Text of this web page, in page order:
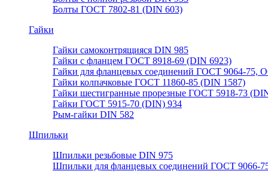
Болты ГОСТ 7802-81 (DIN 603)
Гайки
Гайки самоконтрящияся DIN 985
Гайки с фланцем ГОСТ 8918-69 (DIN 6923)
Гайки для фланцевых соединений ГОСТ 9064-75,
Гайки колпачковые ГОСТ 11860-85 (DIN 1587)
Гайки шестигранные прорезные ГОСТ 5918-73
Гайки ГОСТ 5915-70 (DIN) 934
Рым-гайки DIN 582
Шпильки
Шпильки резьбовые DIN 975
Шпильки для фланцевых соединений ГОСТ 9066-